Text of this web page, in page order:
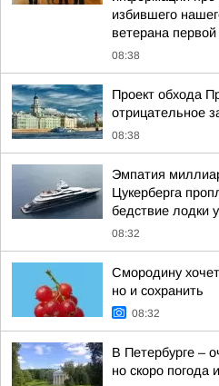
избившего
ветерана
08:38
Проект обхода
отрицательное
08:38
Эмпатия
Цукерберга
бедствие лодки
08:32
Смородину
но и сохранить
08:32
В Петербурге –
но скоро погода